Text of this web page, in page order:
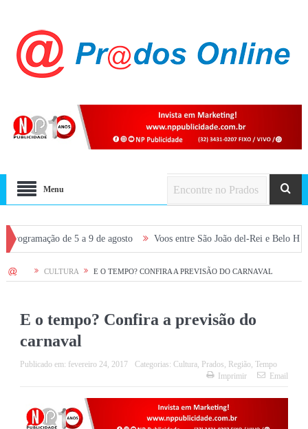
Menu
de 5 a 9 de agosto Voos entre São João del-Rei e Belo Horizonte
HOME CULTURA E O TEMPO? CONFIRA A PREVISÃO DO CARNAVAL
E o tempo? Confira a previsão do
carnaval
Publicado em: fevereiro 24, 2017 Categorias: Cultura, Prados, Região, Tempo
Imprimir
Email